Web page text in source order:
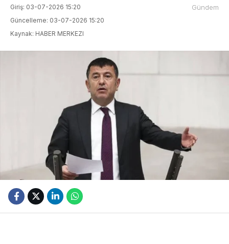
Giriş: 03-07-2026 15:20
Güncelleme: 03-07-2026 15:20
Kaynak: HABER MERKEZI
Gündem